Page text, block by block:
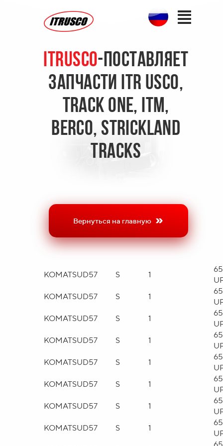
ITRUSCO-ПОСТАВЛЯЕТ
запчасти ITR USCO,
TRACK ONE, ITM,
BERCO, Strickland
Tracks
Вернуться на главную
KOMATSUD57 S 1
KOMATSUD57 S 1
KOMATSUD57 S 1
KOMATSUD57 S 1
KOMATSUD57 S 1
KOMATSUD57 S 1
KOMATSUD57 S 1
KOMATSUD57 S 1